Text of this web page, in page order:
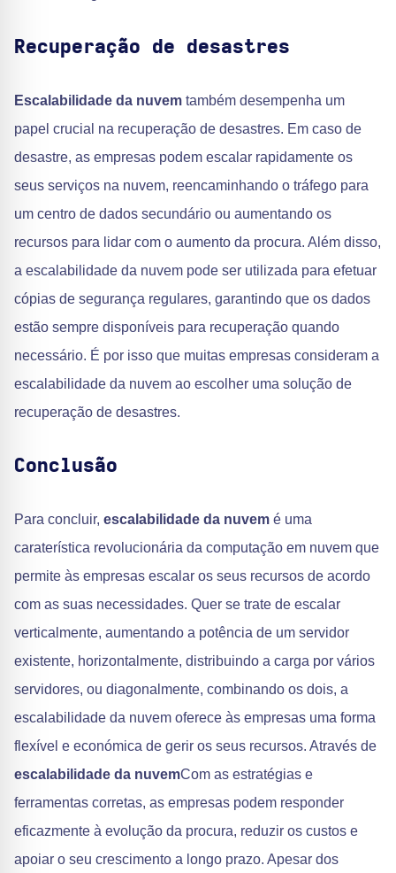
Recuperação de desastres
Escalabilidade da nuvem também desempenha um
papel crucial na recuperação de desastres. Em caso de
desastre, as empresas podem escalar rapidamente os
seus serviços na nuvem, reencaminhando o tráfego para
um centro de dados secundário ou aumentando os
recursos para lidar com o aumento da procura. Além disso,
a escalabilidade da nuvem pode ser utilizada para efetuar
cópias de segurança regulares, garantindo que os dados
estão sempre disponíveis para recuperação quando
necessário. É por isso que muitas empresas consideram a
escalabilidade da nuvem ao escolher uma solução de
recuperação de desastres.
Conclusão
Para concluir, escalabilidade da nuvem é uma
caraterística revolucionária da computação em nuvem que
permite às empresas escalar os seus recursos de acordo
com as suas necessidades. Quer se trate de escalar
verticalmente, aumentando a potência de um servidor
existente, horizontalmente, distribuindo a carga por vários
servidores, ou diagonalmente, combinando os dois, a
escalabilidade da nuvem oferece às empresas uma forma
flexível e económica de gerir os seus recursos. Através de
escalabilidade da nuvemCom as estratégias e
ferramentas corretas, as empresas podem responder
eficazmente à evolução da procura, reduzir os custos e
apoiar o seu crescimento a longo prazo. Apesar dos